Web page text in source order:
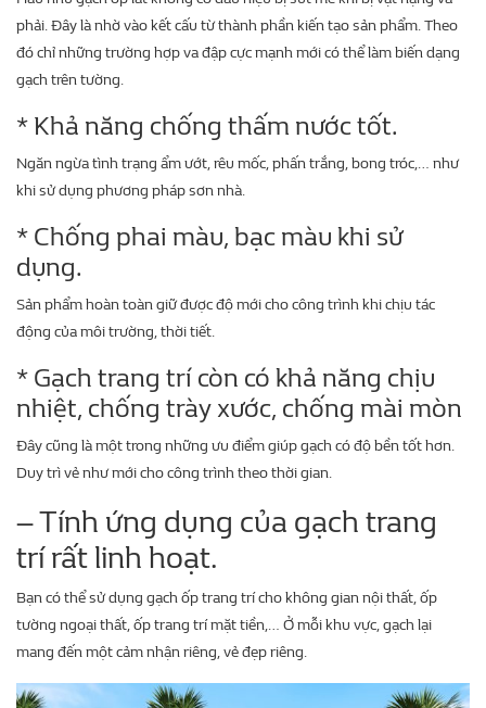
phải. Đây là nhờ vào kết cấu từ thành phần kiến tạo sản phẩm. Theo
đó chỉ những trường hợp va đập cực mạnh mới có thể làm biến dạng
gạch trên tường.
* Khả năng chống thấm nước tốt.
Ngăn ngừa tình trạng ẩm ướt, rêu mốc, phấn trắng, bong tróc,… như
khi sử dụng phương pháp sơn nhà.
* Chống phai màu, bạc màu khi sử
dụng.
Sản phẩm hoàn toàn giữ được độ mới cho công trình khi chịu tác
động của môi trường, thời tiết.
* Gạch trang trí còn có khả năng chịu
nhiệt, chống trày xước, chống mài mòn
Đây cũng là một trong những ưu điểm giúp gạch có độ bền tốt hơn.
Duy trì vẻ như mới cho công trình theo thời gian.
– Tính ứng dụng của gạch trang
trí rất linh hoạt.
Bạn có thể sử dụng gạch ốp trang trí cho không gian nội thất, ốp
tường ngoại thất, ốp trang trí mặt tiền,… Ở mỗi khu vực, gạch lại
mang đến một cảm nhận riêng, vẻ đẹp riêng.